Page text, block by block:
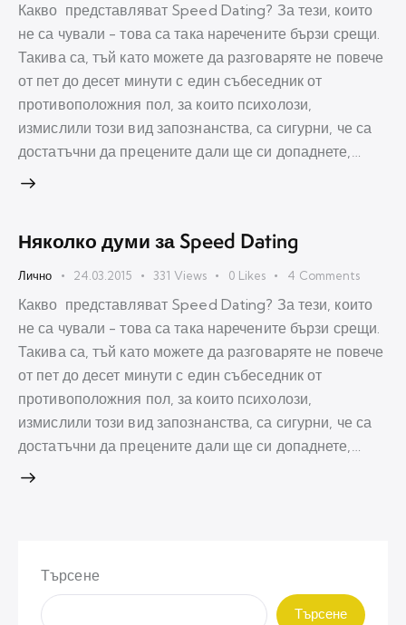
Какво представляват Speed Dating? За тези, които
не са чували - това са така наречените бързи срещи.
Такива са, тъй като можете да разговаряте не повече
от пет до десет минути с един събеседник от
противоположния пол, за които психолози,
измислили този вид запознанства, са сигурни, че са
достатъчни да прецените дали ще си допаднете,…
Няколко думи за Speed Dating
Лично 24.03.2015 331 Views 0 Likes 4 Comments
Какво представляват Speed Dating? За тези, които
не са чували - това са така наречените бързи срещи.
Такива са, тъй като можете да разговаряте не повече
от пет до десет минути с един събеседник от
противоположния пол, за които психолози,
измислили този вид запознанства, са сигурни, че са
достатъчни да прецените дали ще си допаднете,…
Търсене
Търсене